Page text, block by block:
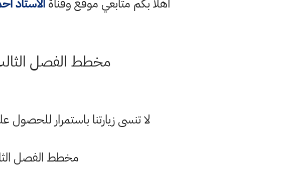
مخطط الفصل
لا تنسى زيارتنا باستمرار
مخطط الفصل